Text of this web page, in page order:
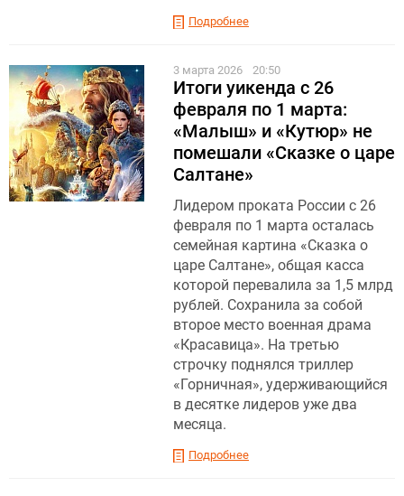
Подробнее
3 марта 2026 20:50
Итоги уикенда с 26
февраля по 1 марта:
«Малыш» и «Кутюр» не
помешали «Сказке о царе
Салтане»
Лидером проката России с 26
февраля по 1 марта осталась
семейная картина «Сказка о
царе Салтане», общая касса
которой перевалила за 1,5 млрд
рублей. Сохранила за собой
второе место военная драма
«Красавица». На третью
строчку поднялся триллер
«Горничная», удерживающийся
в десятке лидеров уже два
месяца.
Подробнее